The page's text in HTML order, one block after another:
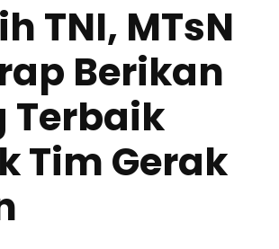
TNI, MTsN
Berikan
Terbaik
Tim Gerak